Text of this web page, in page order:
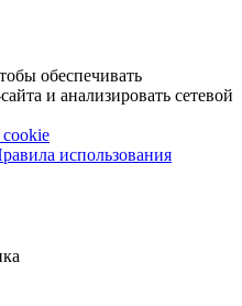
обеспечивать
и анализировать сетевой
использования